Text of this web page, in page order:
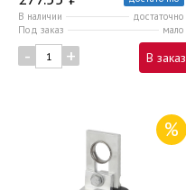
В наличии
достаточно
Под заказ
мало
- + В заказ
%